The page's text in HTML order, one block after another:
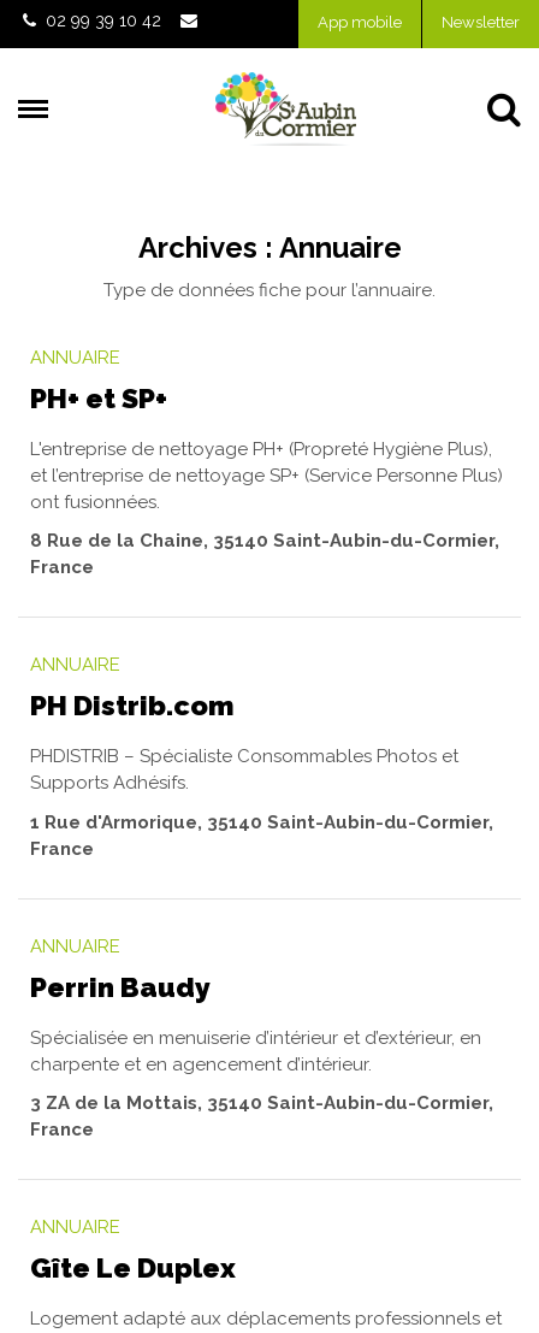
Gestion des traceurs
02 99 39 10 42 App mobile Newsletter
Archives : Annuaire
Type de données fiche pour l’annuaire.
ANNUAIRE
PH+ et SP+
L'entreprise de nettoyage PH+ (Propreté Hygiène Plus),
et l’entreprise de nettoyage SP+ (Service Personne Plus)
ont fusionnées.
8 Rue de la Chaine, 35140 Saint-Aubin-du-Cormier,
France
ANNUAIRE
PH Distrib.com
PHDISTRIB – Spécialiste Consommables Photos et
Supports Adhésifs.
1 Rue d'Armorique, 35140 Saint-Aubin-du-Cormier,
France
ANNUAIRE
Perrin Baudy
Spécialisée en menuiserie d’intérieur et d’extérieur, en
charpente et en agencement d’intérieur.
3 ZA de la Mottais, 35140 Saint-Aubin-du-Cormier,
France
ANNUAIRE
Gîte Le Duplex
Logement adapté aux déplacements professionnels et